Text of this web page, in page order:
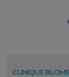
CLINIQUE